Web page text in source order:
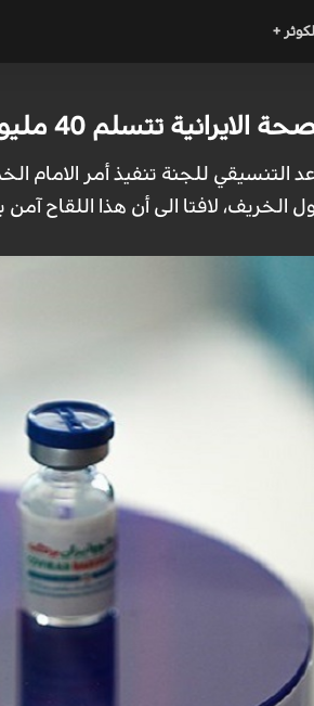
الكوثر +
40 مليون جرعة من لقاح "بركت" شهريا
الخريف، لافتا الى أن هذا اللقاح آمن